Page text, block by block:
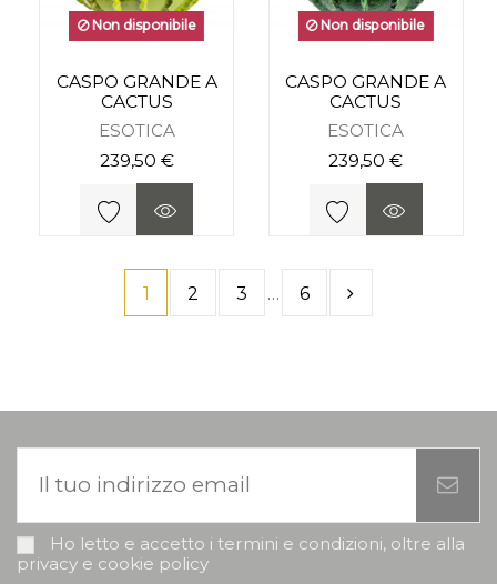
Non disponibile
CASPO GRANDE A
CACTUS
ESOTICA
239,50 €
Non disponibile
CASPO GRANDE A
CACTUS
ESOTICA
239,50 €
1 2 3 … 6
Ho letto e accetto i termini e condizioni, oltre alla
privacy e cookie policy